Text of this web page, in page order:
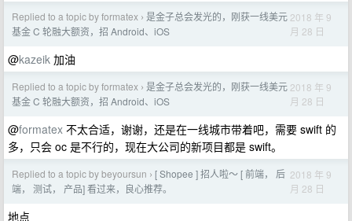
Replied to a topic by formatex › 是金子总会发光的，刚获一线美元
基金 C 轮融大额资，招 Android、iOS
2018 年 9
月 28 日
@kazeik 加油
Replied to a topic by formatex › 是金子总会发光的，刚获一线美元
基金 C 轮融大额资，招 Android、iOS
2018 年 9
月 28 日
@formatex 不太合适，谢谢，还是在一线城市带着吧，需要 swift 的
多，只会 oc 是不行的，现在大公司的新项目都是 swift。
Replied to a topic by beyoursun › [ Shopee ] 招人啦～ [ 前端， 后
端， 测试， 产品] 看过来，良心推荐。
2018 年 9
月 28 日
地点